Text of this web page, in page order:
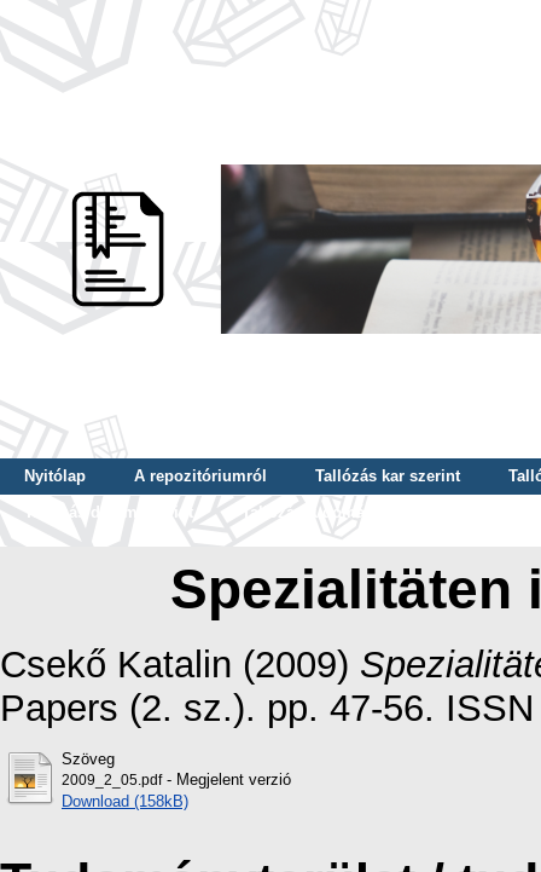
Nyitólap A repozitóriumról Tallózás kar szerint
Tallózás dátum szerint
Tallózás tudományterület szerint
Spezialitäten
Csekő Katalin (2009)
Papers (2. sz.). pp. 47-56.
Szöveg
2009_2_05.pdf- Megjelent verzió
Download (158kB)